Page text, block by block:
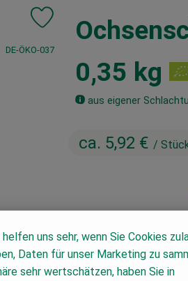
0,35 kg
aus eigener
ca. 5,92 € /
Produkt zu Favouriten hinzufügen
, Kontrollstelle:
DE-ÖKO-037
#3210 ca. 5,92 €/ Stück
Richtpreis,
Dieser Artikel
uns sehr, wenn Sie Cookies
Daten für unser Marketing zu
sehr wertschätzen, haben Sie in